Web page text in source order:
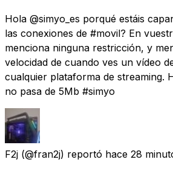
Hola @simyo_es porqué estáis
las conexiones de #movil? En
menciona ninguna restricción, y
velocidad de cuando ves un vídeo
cualquier plataforma de streaming.
no pasa de 5Mb #simyo
F2j (@fran2j) reportó hace 28